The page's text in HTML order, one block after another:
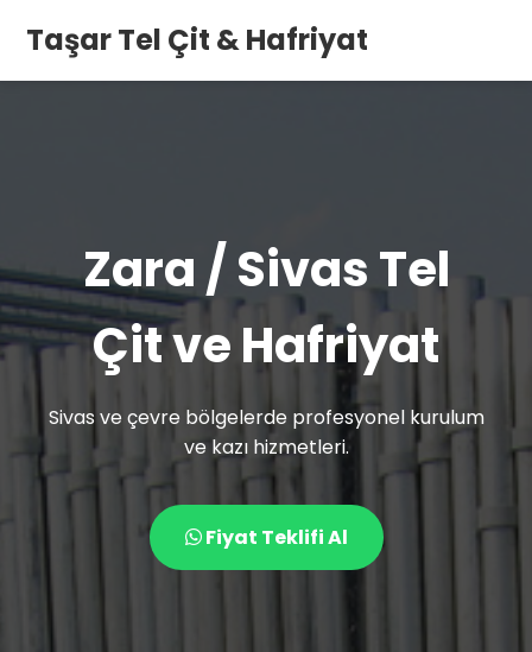
Taşar Tel Çit & Hafriyat
Zara / Sivas Tel
Çit ve Hafriyat
Sivas ve çevre bölgelerde profesyonel kurulum
ve kazı hizmetleri.
Fiyat Teklifi Al